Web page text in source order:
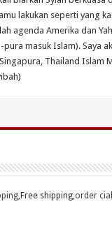
lakukan seperti yang
agenda Amerika dan
masuk Islam). Saya
Thailand Islam
,Free shipping,order